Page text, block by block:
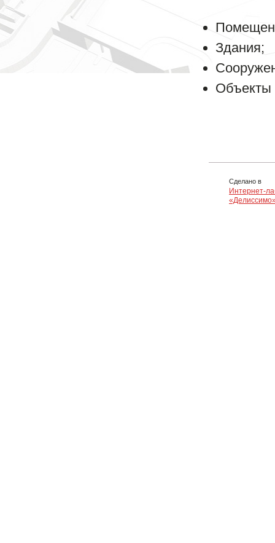
Здания;
Объекты
Сделано в
Интернет-